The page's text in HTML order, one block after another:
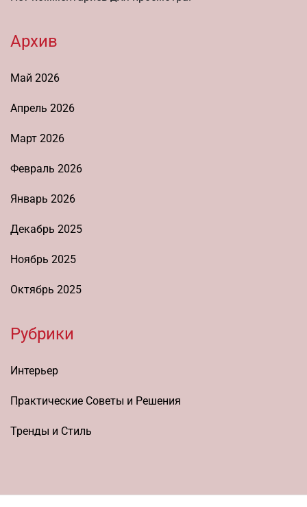
Архив
Май 2026
Апрель 2026
Март 2026
Февраль 2026
Январь 2026
Декабрь 2025
Ноябрь 2025
Октябрь 2025
Рубрики
Интерьер
Практические Советы и Решения
Тренды и Стиль